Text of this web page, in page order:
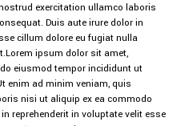
exercitation ullamco laboris
Duis aute irure dolor in
cillum dolore eu fugiat nulla
ipsum dolor sit amet,
eiusmod tempor incididunt ut
enim ad minim veniam, quis
nisi ut aliquip ex ea commodo
reprehenderit in voluptate velit esse